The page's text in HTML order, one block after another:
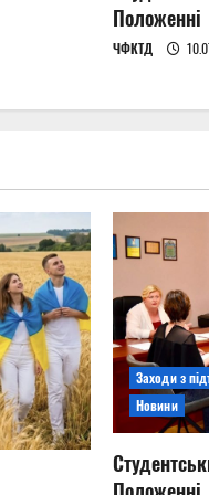
Положенні
ЧФКТД
Заходи з
Новини